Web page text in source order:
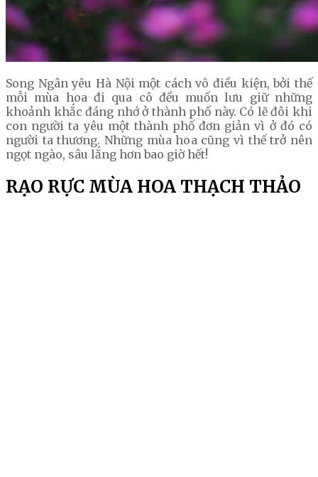
Song Ngân yêu Hà Nội một cách vô điều kiện, bởi thế
mỗi mùa hoa đi qua cô đều muốn lưu giữ những
khoảnh khắc đáng nhớ ở thành phố này. Có lẽ đôi khi
con người ta yêu một thành phố đơn giản vì ở đó có
người ta thương. Những mùa hoa cũng vì thế trở nên
ngọt ngào, sâu lắng hơn bao giờ hết!
RẠO RỰC MÙA HOA THẠCH THẢO